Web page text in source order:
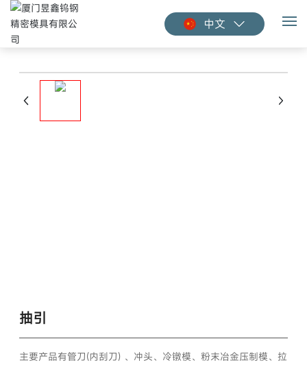
产品中心
中文
抽引
主要产品有管刀(内刮刀) 、冲头、冷镦模、粉末冶金压制模、拉